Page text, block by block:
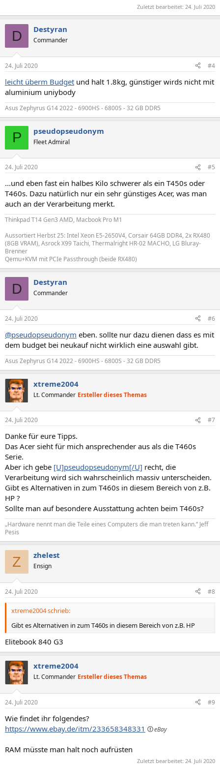
Zuletzt bearbeitet: 24. Juli 2020
D Destyran
Commander
24. Juli 2020 #4
leicht überm Budget und halt 1.8kg, günstiger wirds nicht mit
aluminium uniybody
Asus Zephyrus G14 2022 - 6900HS - 6800S - 32 GB DDR5
P pseudopseudonym
Fleet Admiral
24. Juli 2020 #5
...und eben fast ein halbes Kilo schwerer als ein T450s oder
T460s. Dazu natürlich nur ein sehr günstiges Acer, was man
auch an der Verarbeitung merkt.
Thinkpad T14 Gen3 AMD, Macbook Pro M1
Aussortiert Herbst 25: Intel Xeon E5-2650V4, Corsair 64GB DDR4, 2x RX480
(8GB VRAM), Asrock X99 Taichi, Thermalright HR-02 MACHO, LG Bluray-
Brenner
Qemu+KVM mit PCIe Passthrough (beide RX480)
D Destyran
Commander
24. Juli 2020 #6
@pseudopseudonym eben. sollte nur dazu dienen dass es mit
dem budget bei neukauf nicht wirklich eine auswahl gibt.
Asus Zephyrus G14 2022 - 6900HS - 6800S - 32 GB DDR5
xtreme2004
Lt. Commander Ersteller dieses Themas
24. Juli 2020 #7
Danke für eure Tipps.
Das Acer sieht für mich ansprechender aus als die T460s
Serie.
Aber ich gebe [U]pseudopseudonym[/U] recht, die
Verarbeitung wird sich wahrscheinlich massiv unterscheiden.
Gibt es Alternativen in zum T460s in diesem Bereich von z.B.
HP ?
Sollte man auf besondere Ausstattung achten beim T460s?
„Hardware nennt man die Teile eines Computers die man treten kann.“ Jeff
Pesis
Z zhelest
Ensign
24. Juli 2020 #8
xtreme2004 schrieb:
Gibt es Alternativen in zum T460s in diesem Bereich von z.B. HP
Elitebook 840 G3
xtreme2004
Lt. Commander Ersteller dieses Themas
24. Juli 2020 #9
Wie findet ihr folgendes?
https://www.ebay.de/itm/233658348331
RAM müsste man halt noch aufrüsten
Zuletzt bearbeitet: 24. Juli 2020